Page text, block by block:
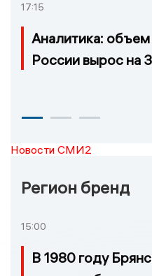
17:15
Аналитика:
России вырос на
Новости СМИ2
Регион бренд
15:00
В 1980 году